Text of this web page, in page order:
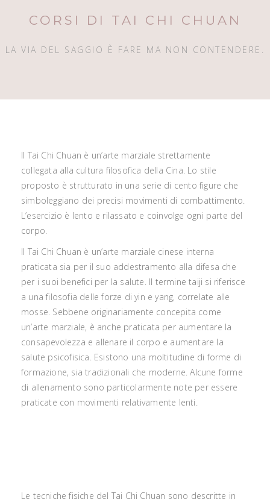
CORSI DI TAI CHI CHUAN
LA VIA DEL SAGGIO È FARE MA NON CONTENDERE.
Il Tai Chi Chuan è un’arte marziale strettamente
collegata alla cultura filosofica della Cina. Lo stile
proposto è strutturato in una serie di cento figure che
simboleggiano dei precisi movimenti di combattimento.
L’esercizio è lento e rilassato e coinvolge ogni parte del
corpo.
Il Tai Chi Chuan è un’arte marziale cinese interna
praticata sia per il suo addestramento alla difesa che
per i suoi benefici per la salute. Il termine taiji si riferisce
a una filosofia delle forze di yin e yang, correlate alle
mosse. Sebbene originariamente concepita come
un’arte marziale, è anche praticata per aumentare la
consapevolezza e allenare il corpo e aumentare la
salute psicofisica. Esistono una moltitudine di forme di
formazione, sia tradizionali che moderne. Alcune forme
di allenamento sono particolarmente note per essere
praticate con movimenti relativamente lenti.
Le tecniche fisiche del Tai Chi Chuan sono descritte in